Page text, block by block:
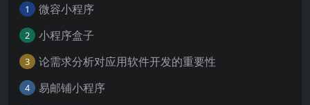
1 微容小程序
2 小程序盒子
3 论需求分析对应用软件开发的重要性
4 易邮铺小程序